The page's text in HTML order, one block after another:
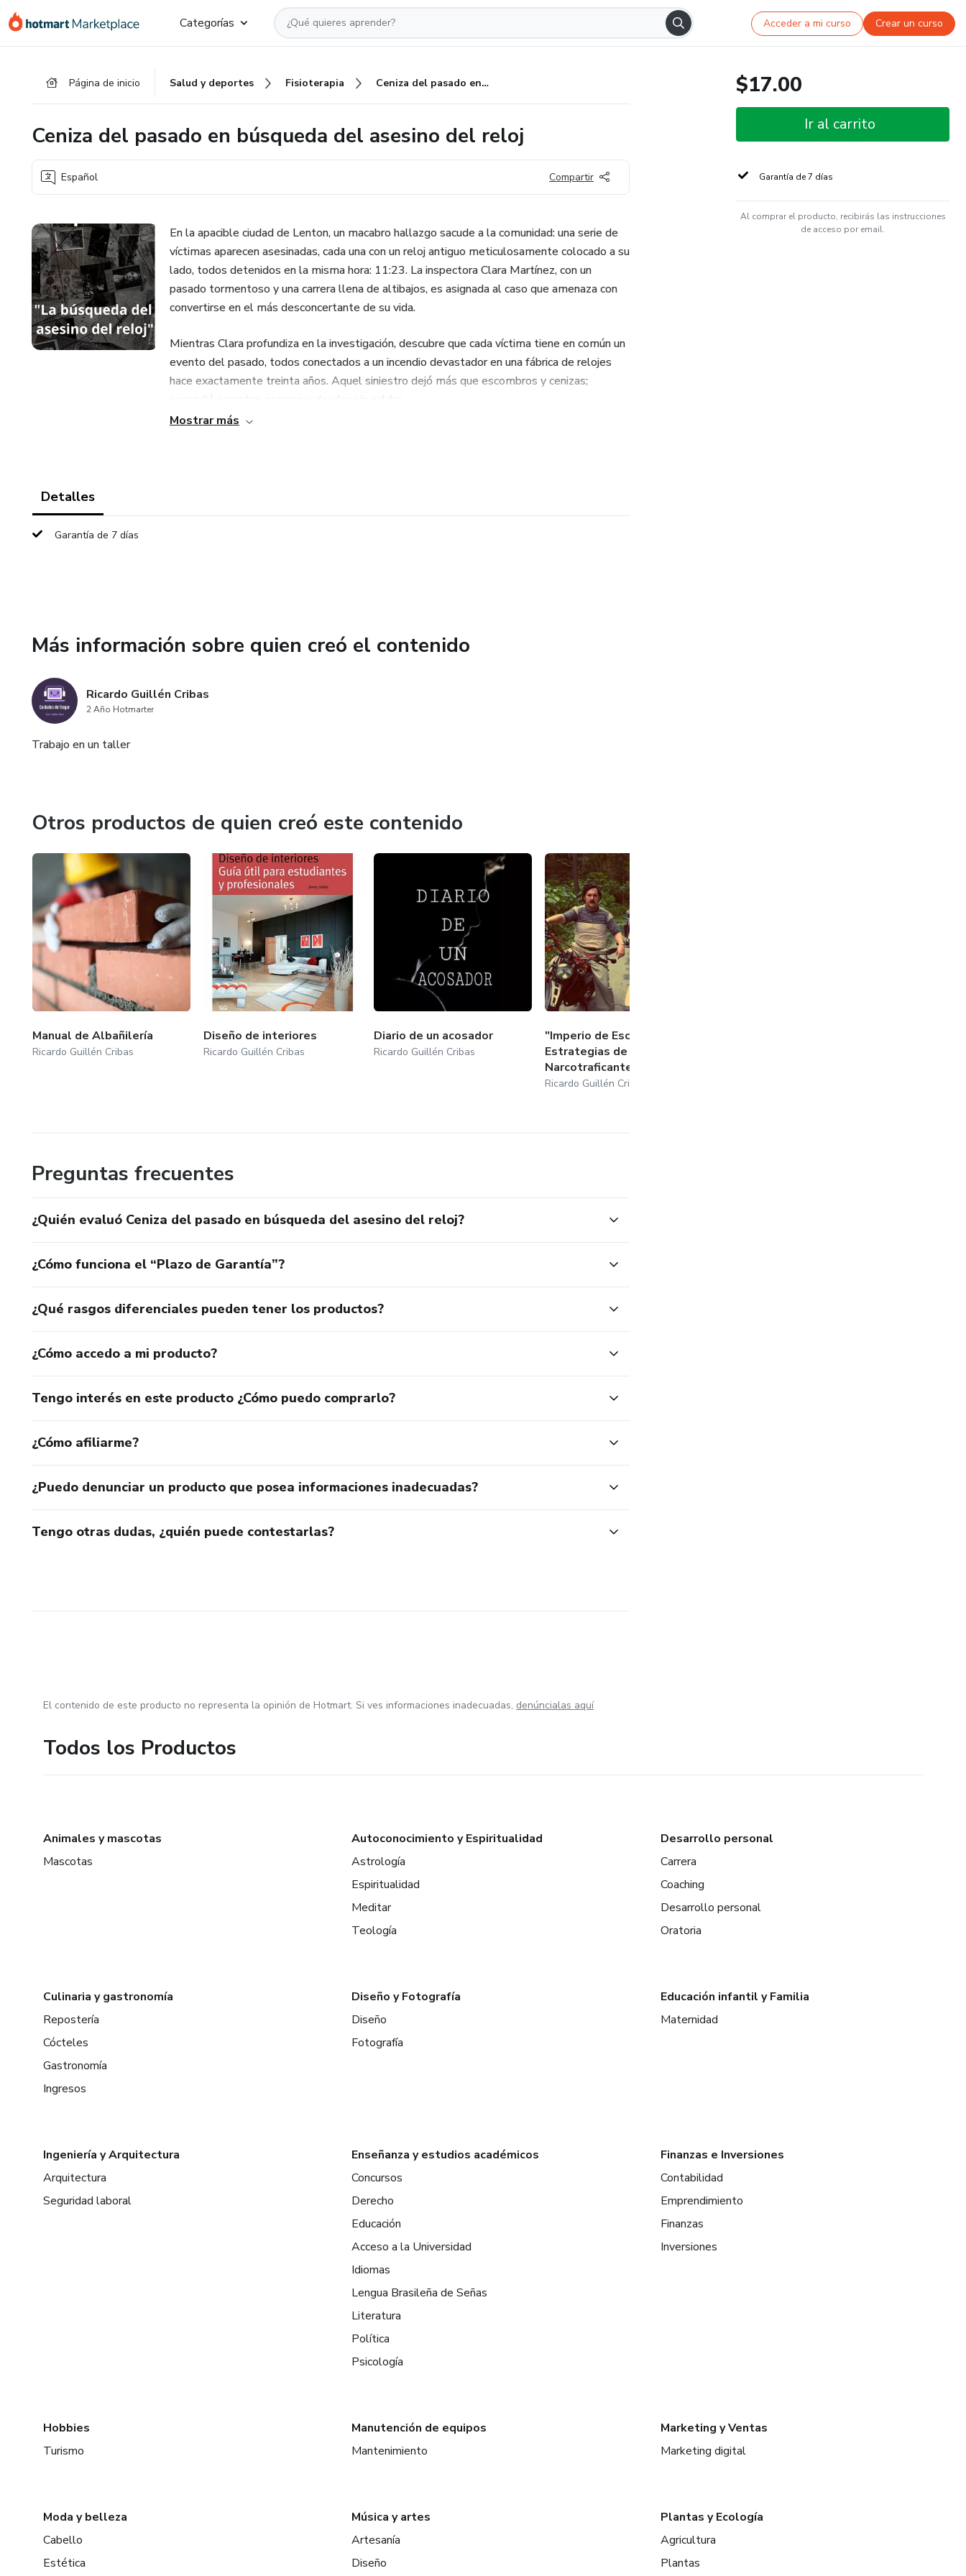
Categorías Acceder a mi curso Crear un curso
Página de inicio Salud y deportes Fisioterapia Ceniza del pasado en búsqueda del asesino del reloj
Ceniza del pasado en búsqueda del asesino del reloj
Español Compartir
En la apacible ciudad de Lenton, un macabro hallazgo sacude a la comunidad: una serie de
víctimas aparecen asesinadas, cada una con un reloj antiguo meticulosamente colocado a su
lado, todos detenidos en la misma hora: 11:23. La inspectora Clara Martínez, con un
pasado tormentoso y una carrera llena de altibajos, es asignada al caso que amenaza con
convertirse en el más desconcertante de su vida.
Mientras Clara profundiza en la investigación, descubre que cada víctima tiene en común un
evento del pasado, todos conectados a un incendio devastador en una fábrica de relojes
hace exactamente treinta años. Aquel siniestro dejó más que escombros y cenizas;
escondió secretos oscuros y deudas sin saldar.
Mostrar más
Detalles
Garantía de 7 días
Más información sobre quien creó el contenido
Ricardo Guillén Cribas
2 Año Hotmarter
Trabajo en un taller
Otros productos de quien creó este contenido
Manual de Albañilería
Ricardo Guillén Cribas
Diseño de interiores
Ricardo Guillén Cribas
Diario de un acosador
Ricardo Guillén Cribas
"Imperio de Escobar:
Estrategias de un
Narcotraficante"
Ricardo Guillén Cribas
Preguntas frecuentes
¿Quién evaluó Ceniza del pasado en búsqueda del asesino del reloj?
¿Cómo funciona el “Plazo de Garantía”?
¿Qué rasgos diferenciales pueden tener los productos?
¿Cómo accedo a mi producto?
Tengo interés en este producto ¿Cómo puedo comprarlo?
¿Cómo afiliarme?
¿Puedo denunciar un producto que posea informaciones inadecuadas?
Tengo otras dudas, ¿quién puede contestarlas?
$17.00
Ir al carrito
Garantía de 7 días
Al comprar el producto, recibirás las instrucciones
de acceso por email.
El contenido de este producto no representa la opinión de Hotmart. Si ves informaciones inadecuadas, denúncialas aquí
Todos los Productos
Animales y mascotas
Mascotas
Autoconocimiento y Espiritualidad
Astrología
Espiritualidad
Meditar
Teología
Desarrollo personal
Carrera
Coaching
Desarrollo personal
Oratoria
Culinaria y gastronomía
Repostería
Cócteles
Gastronomía
Ingresos
Diseño y Fotografía
Diseño
Fotografía
Educación infantil y Familia
Maternidad
Ingeniería y Arquitectura
Arquitectura
Seguridad laboral
Enseñanza y estudios académicos
Concursos
Derecho
Educación
Acceso a la Universidad
Idiomas
Lengua Brasileña de Señas
Literatura
Política
Psicología
Finanzas e Inversiones
Contabilidad
Emprendimiento
Finanzas
Inversiones
Hobbies
Turismo
Manutención de equipos
Mantenimiento
Marketing y Ventas
Marketing digital
Moda y belleza
Cabello
Estética
Música y artes
Artesanía
Diseño
Plantas y Ecología
Agricultura
Plantas